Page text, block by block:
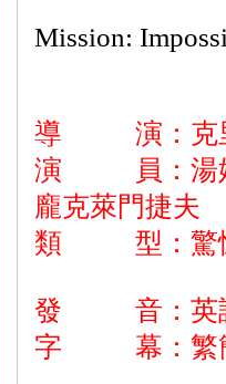
Mission:
導 演：克里
演 員：湯姆
龐克萊門捷夫
類 型：驚悚
發 音：英
字 幕：繁